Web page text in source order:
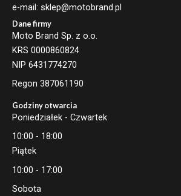
e-mail: sklep@motobrand.pl
Dane firmy
Moto Brand Sp. z o.o.
KRS 0000860824
NIP 6431774270
Regon 387061190
Godziny otwarcia
Poniedziałek - Czwartek
10:00 - 18:00
Piątek
10:00 - 17:00
Sobota